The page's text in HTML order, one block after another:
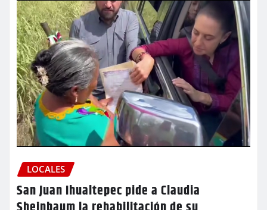
LOCALES
San Juan Ihualtepec pide a Claudia